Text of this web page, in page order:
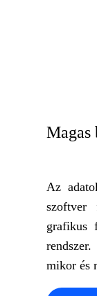
Az
szoftver
grafikus
mikor és